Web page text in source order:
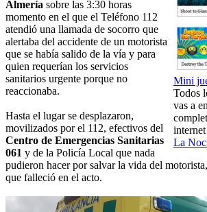
Mini
Todos
vas a
La
Almería sobre las 3:30 horas
momento en el que el Teléfono 112
atendió una llamada de socorro que
alertaba del accidente de un motorista
que se había salido de la vía y para
quien requerían los servicios
sanitarios urgente porque no
reaccionaba.
Hasta el lugar se desplazaron,
movilizados por el 112, efectivos del
Centro de Emergencias Sanitarias
061 y de la Policía Local que nada
pudieron hacer por salvar la vida del
que falleció en el acto.